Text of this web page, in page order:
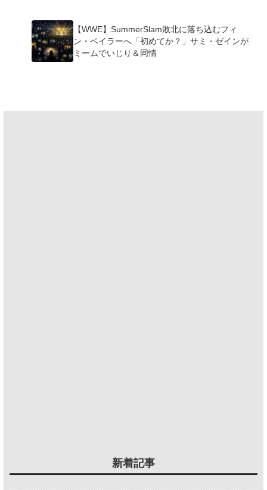
【WWE】SummerSlam敗北に落ち込むフィ
ン・ベイラーへ「初めてか？」サミ・ゼインが
ミームでいじり＆同情
新着記事